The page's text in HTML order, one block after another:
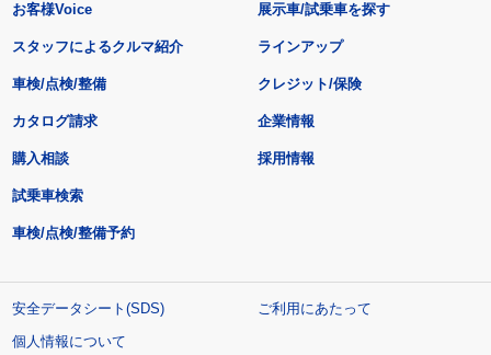
お客様Voice
スタッフによるクルマ紹介
展示車/試乗車を探す
ラインアップ
車検/点検/整備 クレジット/保険
カタログ請求
購入相談
試乗車検索
車検/点検/整備予約
企業情報
採用情報
安全データシート(SDS)
ご利用にあたって
個人情報について